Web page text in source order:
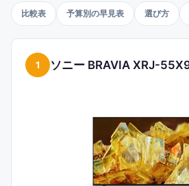
パナソニック・シャープ・東芝REGZA・
の特徴を理解しておくと失敗しにくいカ
では予算別・用途別に代表機を整理しま
比較表 予算別の早見表 選び方
1 ソニー BRAVIA XRJ-